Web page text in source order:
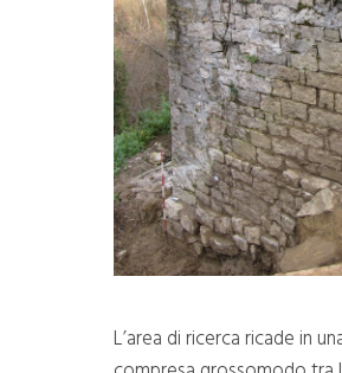
L’area di ricerca ricade in